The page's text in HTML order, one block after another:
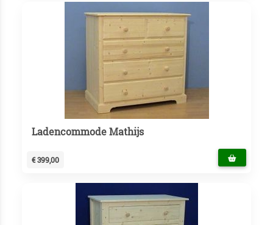
Ladencommode Mathijs
€ 399,00